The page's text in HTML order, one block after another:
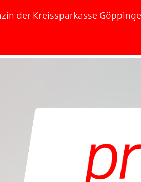
der Kreissparkasse